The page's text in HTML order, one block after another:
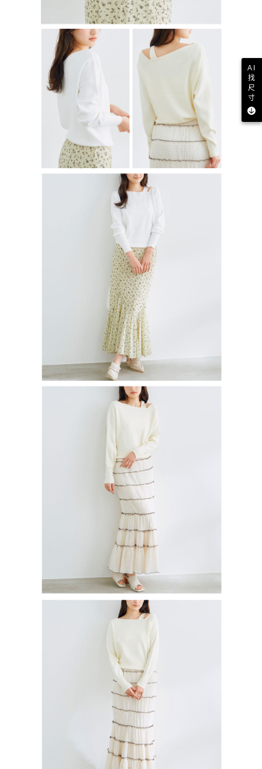
AI
找
尺
寸